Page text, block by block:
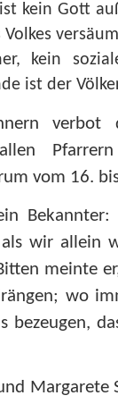
kein Gott
kein
ist der
vom 16.
wir allein
meinte
wo
Margarete